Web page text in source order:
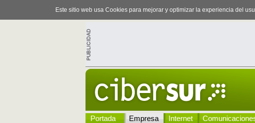
Este sitio web usa Cookies para mejorar y optimizar la experiencia del
Portada Empresa Internet